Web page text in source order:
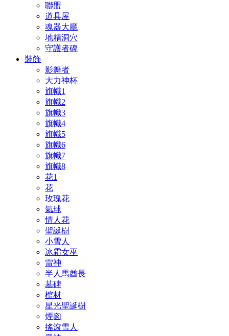
聯盟
道具屋
魂器大廳
地精洞穴
守護者碑
裝飾
影舞者
大力神杯
旗幟1
旗幟2
旗幟3
旗幟4
旗幟5
旗幟6
旗幟7
旗幟8
花1
花
玫瑰花
氣球
情人花
聖誕樹
小雪人
冰霜女巫
雷神
半人馬酋長
墓碑
棺材
星光聖誕樹
煙囪
搖滾雪人